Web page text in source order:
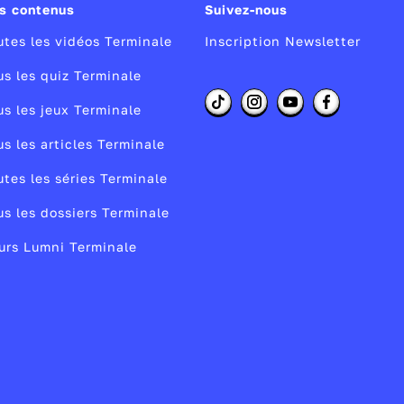
contenus
les vidéos Terminale
les quiz Terminale
les jeux Terminale
les articles Terminale
les séries Terminale
les dossiers Terminale
Lumni Terminale
Suivez-nous
Inscription Newsletter